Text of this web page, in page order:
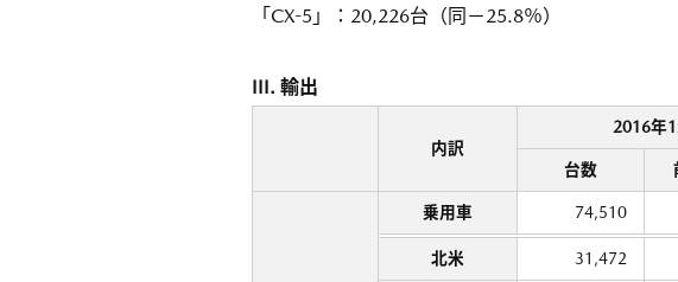
「CX-5」：20,226台（同－25.8％）
III. 輸出
内訳
2016年
台数
乗用車 74,510
北米 31,472